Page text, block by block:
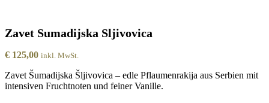
Zavet Sumadijska Sljivovica
€ 125,00 inkl. MwSt.
Zavet Šumadijska Šljivovica – edle Pflaumenrakija aus Serbien mit
intensiven Fruchtnoten und feiner Vanille.